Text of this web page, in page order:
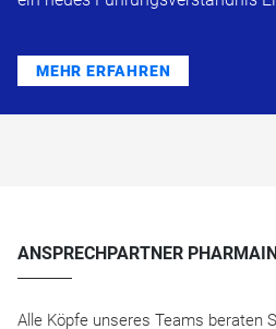
MEHR ERFAHREN
ANSPRECHPARTNER
Alle Köpfe unseres Teams beraten